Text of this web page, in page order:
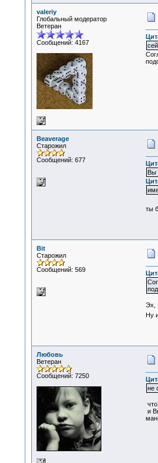
valeriy
Глобальный модератор
Ветеран
Сообщений: 4167
Beaverage
Старожил
Сообщений: 677
Вы
ты
Bit
Старожил
Сообщений: 569
Эх,
Ну
Любовь
Ветеран
Сообщений: 7250
не
и